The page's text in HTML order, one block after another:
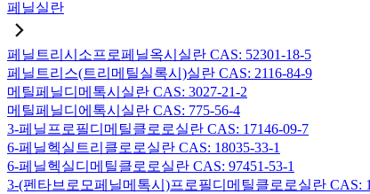
페닐실란
페닐트리시소프로페닐옥시실란 CAS: 52301-18-5
페닐트리스(트리메틸실록시)실란 CAS: 2116-84-9
메틸페닐디메톡시실란 CAS: 3027-21-2
메틸페닐디에톡시실란 CAS: 775-56-4
3-페닐프로필디메틸클로로실란 CAS: 17146-09-7
6-페닐헥실트리클로로실란 CAS: 18035-33-1
6-페닐헥실디메틸클로로실란 CAS: 97451-53-1
3-(펜타브로모페닐메톡시)프로필디메틸클로로실란 CAS: